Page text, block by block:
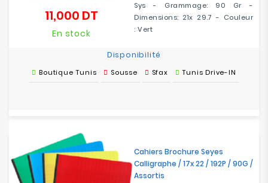
Sys - Grammage: 90 Gr -
Dimensions: 21x 29.7 - Couleur
: Vert
11,000 DT
En stock
Disponibilité
Boutique Tunis Sousse Sfax Tunis Drive-IN
Cahiers Brochure Seyes
Calligraphe / 17x 22 / 192P / 90G /
Assortis